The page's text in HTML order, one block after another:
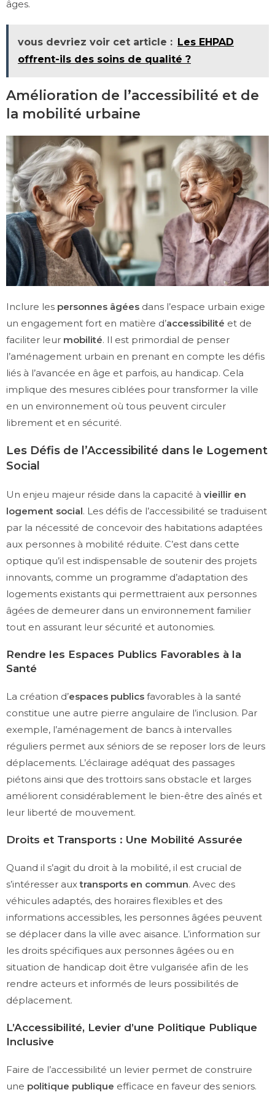
âges.
vous devriez voir cet article : Les EHPAD
offrent-ils des soins de qualité ?
Amélioration de l’accessibilité et de
la mobilité urbaine
Inclure les personnes âgées dans l’espace urbain exige
un engagement fort en matière d’accessibilité et de
faciliter leur mobilité. Il est primordial de penser
l’aménagement urbain en prenant en compte les défis
liés à l’avancée en âge et parfois, au handicap. Cela
implique des mesures ciblées pour transformer la ville
en un environnement où tous peuvent circuler
librement et en sécurité.
Les Défis de l’Accessibilité dans le Logement
Social
Un enjeu majeur réside dans la capacité à vieillir en
logement social. Les défis de l’accessibilité se traduisent
par la nécessité de concevoir des habitations adaptées
aux personnes à mobilité réduite. C’est dans cette
optique qu’il est indispensable de soutenir des projets
innovants, comme un programme d’adaptation des
logements existants qui permettraient aux personnes
âgées de demeurer dans un environnement familier
tout en assurant leur sécurité et autonomies.
Rendre les Espaces Publics Favorables à la
Santé
La création d’espaces publics favorables à la santé
constitue une autre pierre angulaire de l’inclusion. Par
exemple, l’aménagement de bancs à intervalles
réguliers permet aux séniors de se reposer lors de leurs
déplacements. L’éclairage adéquat des passages
piétons ainsi que des trottoirs sans obstacle et larges
améliorent considérablement le bien-être des aînés et
leur liberté de mouvement.
Droits et Transports : Une Mobilité Assurée
Quand il s’agit du droit à la mobilité, il est crucial de
s’intéresser auxtransports en commun. Avec des
véhicules adaptés, des horaires flexibles et des
informations accessibles, les personnes âgées peuvent
se déplacer dans la ville avec aisance. L’information sur
les droits spécifiques aux personnes âgées ou en
situation de handicap doit être vulgarisée afin de les
rendre acteurs et informés de leurs possibilités de
déplacement.
L’Accessibilité, Levier d’une Politique Publique
Inclusive
Faire de l’accessibilité un levier permet de construire
une politique publique efficace en faveur des seniors.